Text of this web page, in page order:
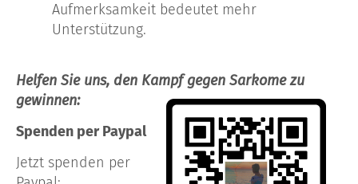
Aufmerksamkeit bedeutet mehr
Unterstützung.
Helfen Sie uns, den Kampf gegen Sarkome zu
gewinnen:
Spenden per Paypal
Jetzt spenden per